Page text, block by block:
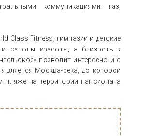
коммуникациями: газ,
Class Fitness, гимназии и детские
салоны красоты, а близость к
позволит интересно и с
Москва-река, до которой
на территории пансионата